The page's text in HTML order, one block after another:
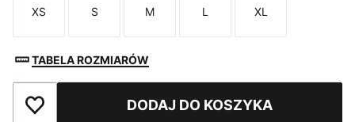
Rozmiar
XS
Rozmiar
S
Rozmiar
M
Rozmiar
L
Rozmiar
XL
TABELA ROZMIARÓW
Dodaj do ulubionychDODAJ DO KOSZYKA